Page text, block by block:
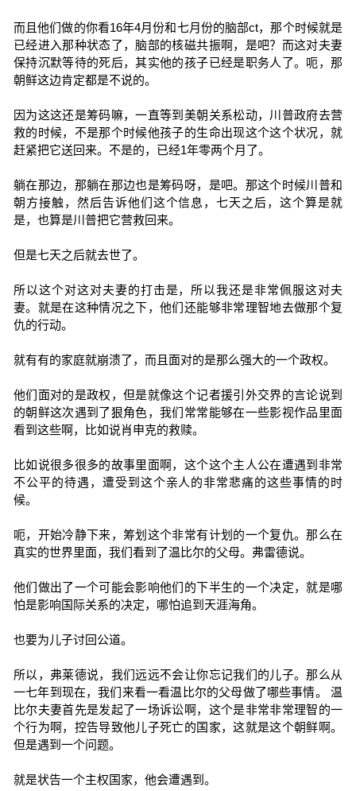
而且他们做的你看16年4月份和七月份的脑部ct，那个时候就是
已经进入那种状态了，脑部的核磁共振啊，是吧？而这对夫妻
保持沉默等待的死后，其实他的孩子已经是职务人了。呃，那
朝鲜这边肯定都是不说的。
因为这这还是筹码嘛，一直等到美朝关系松动，川普政府去营
救的时候，不是那个时候他孩子的生命出现这个这个状况，就
赶紧把它送回来。不是的，已经1年零两个月了。
躺在那边，那躺在那边也是筹码呀，是吧。那这个时候川普和
朝方接触，然后告诉他们这个信息，七天之后，这个算是就
是，也算是川普把它营救回来。
但是七天之后就去世了。
所以这个对这对夫妻的打击是，所以我还是非常佩服这对夫
妻。就是在这种情况之下，他们还能够非常理智地去做那个复
仇的行动。
就有有的家庭就崩溃了，而且面对的是那么强大的一个政权。
他们面对的是政权，但是就像这个记者援引外交界的言论说到
的朝鲜这次遇到了狠角色，我们常常能够在一些影视作品里面
看到这些啊，比如说肖申克的救赎。
比如说很多很多的故事里面啊，这个这个主人公在遭遇到非常
不公平的待遇，遭受到这个亲人的非常悲痛的这些事情的时
候。
呃，开始冷静下来，筹划这个非常有计划的一个复仇。那么在
真实的世界里面，我们看到了温比尔的父母。弗雷德说。
他们做出了一个可能会影响他们的下半生的一个决定，就是哪
怕是影响国际关系的决定，哪怕追到天涯海角。
也要为儿子讨回公道。
所以，弗莱德说，我们远远不会让你忘记我们的儿子。那么从
一七年到现在，我们来看一看温比尔的父母做了哪些事情。 温
比尔夫妻首先是发起了一场诉讼啊，这个是非常非常理智的一
个行为啊，控告导致他儿子死亡的国家，这就是这个朝鲜啊。
但是遇到一个问题。
就是状告一个主权国家，他会遭遇到。